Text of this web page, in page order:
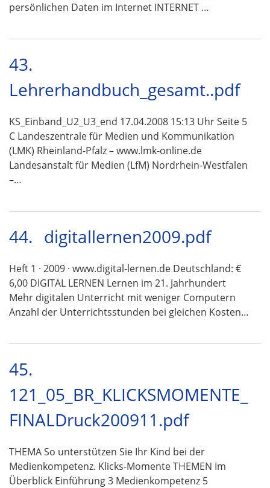
persönlichen Daten im Internet INTERNET …
43.
Lehrerhandbuch_gesamt..pdf
KS_Einband_U2_U3_end 17.04.2008 15:13 Uhr Seite 5
C Landeszentrale für Medien und Kommunikation
(LMK) Rheinland-Pfalz – www.lmk-online.de
Landesanstalt für Medien (LfM) Nordrhein-Westfalen
–…
44. digitallernen2009.pdf
Heft 1 · 2009 · www.digital-lernen.de Deutschland: €
6,00 DIGITAL LERNEN Lernen im 21. Jahrhundert
Mehr digitalen Unterricht mit weniger Computern
Anzahl der Unterrichtsstunden bei gleichen Kosten…
45.
121_05_BR_KLICKSMOMENTE_
FINALDruck200911.pdf
THEMA So unterstützen Sie Ihr Kind bei der
Medienkompetenz. Klicks-Momente THEMEN Im
Überblick Einführung 3 Medienkompetenz 5